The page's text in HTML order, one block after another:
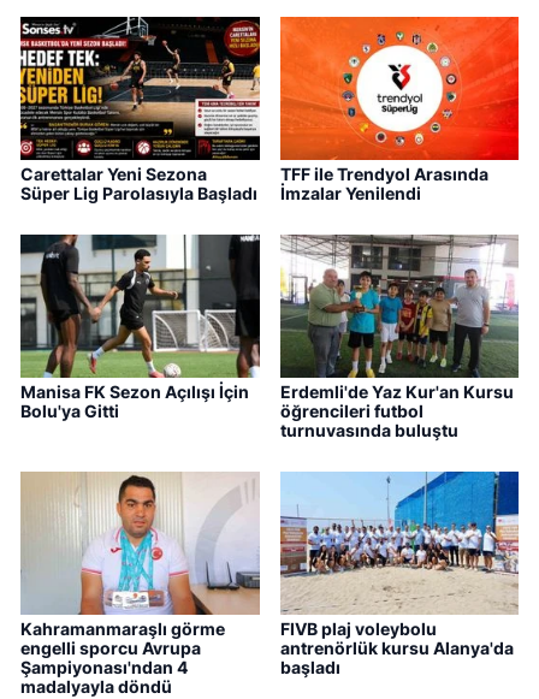
Carettalar Yeni Sezona
Süper Lig Parolasıyla Başladı
TFF ile Trendyol Arasında
İmzalar Yenilendi
Manisa FK Sezon Açılışı İçin
Bolu'ya Gitti
Erdemli'de Yaz Kur'an Kursu
öğrencileri futbol
turnuvasında buluştu
Kahramanmaraşlı görme
engelli sporcu Avrupa
Şampiyonası'ndan 4
madalyayla döndü
FIVB plaj voleybolu
antrenörlük kursu Alanya'da
başladı